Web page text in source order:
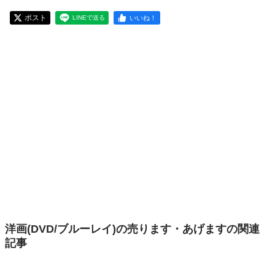
ポスト LINEで送る いいね！
洋画(DVD/ブルーレイ)の売ります・あげますの関連
記事